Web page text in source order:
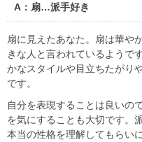
A：扇…派手好き
扇に見えたあなた。扇は華や
きな人と言われているようで
かなスタイルや目立ちたがり
です。
自分を表現することは良いの
を気にすることも大切です。
本当の性格を理解してもらい